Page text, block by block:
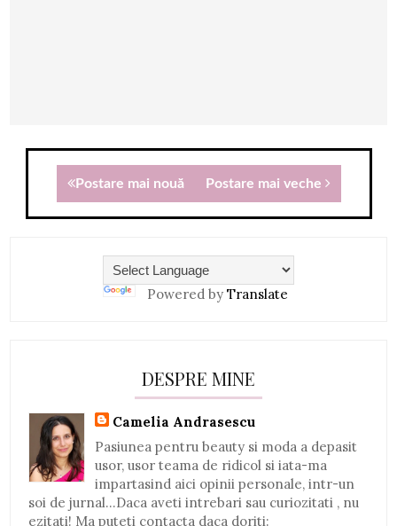
Postare mai nouă Postare mai veche
Powered by Translate
DESPRE MINE
Camelia Andrasescu
Pasiunea pentru beauty si moda a depasit
usor, usor teama de ridicol si iata-ma
impartasind aici opinii personale, intr-un
soi de jurnal...Daca aveti intrebari sau curiozitati , nu
ezitati! Ma puteti contacta daca doriti: